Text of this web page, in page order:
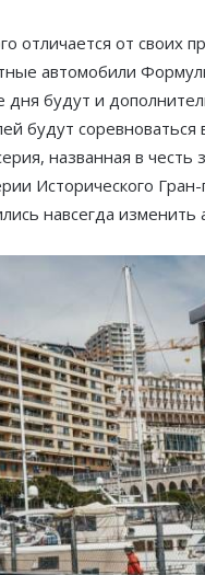
отличается от своих
автомобили
дня будут и
будут соревноваться
названная в честь
Исторического
навсегда изменить